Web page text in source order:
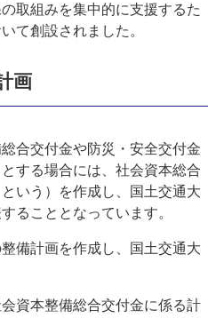
取組みを集中的に支援するた
て創設されました。
画
合交付金や防災・安全交付金
する場合には、社会資本総合
いう）を作成し、国土交通大
ることとなっています。
備計画を作成し、国土交通大
資本整備総合交付金に係る計